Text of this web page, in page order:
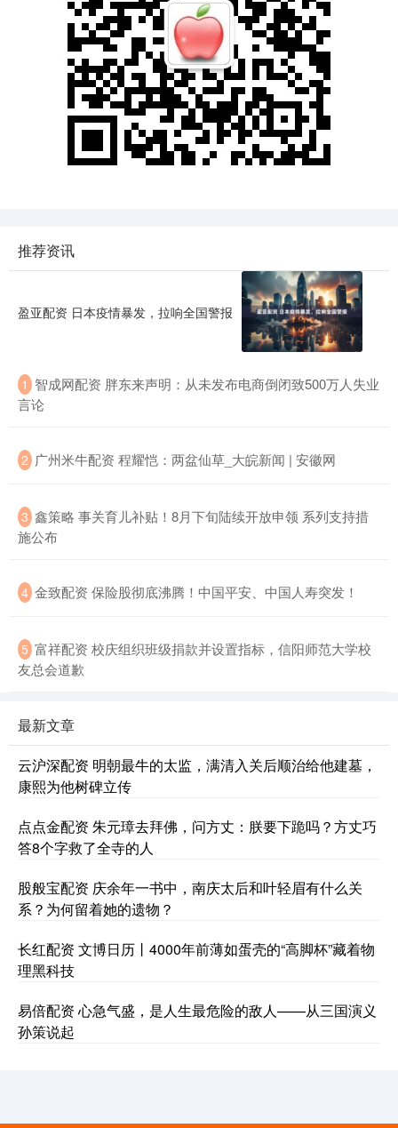
推荐资讯
盈亚配资 日本疫情暴发，拉响全国警报
1 智成网配资 胖东来声明：从未发布电商倒闭致500万人失业
言论
2 广州米牛配资 程耀恺：两盆仙草_大皖新闻 | 安徽网
3 鑫策略 事关育儿补贴！8月下旬陆续开放申领 系列支持措
施公布
4 金致配资 保险股彻底沸腾！中国平安、中国人寿突发！
5 富祥配资 校庆组织班级捐款并设置指标，信阳师范大学校
友总会道歉
最新文章
云沪深配资 明朝最牛的太监，满清入关后顺治给他建墓，
康熙为他树碑立传
点点金配资 朱元璋去拜佛，问方丈：朕要下跪吗？方丈巧
答8个字救了全寺的人
股般宝配资 庆余年一书中，南庆太后和叶轻眉有什么关
系？为何留着她的遗物？
长红配资 文博日历丨4000年前薄如蛋壳的“高脚杯”藏着物
理黑科技
易倍配资 心急气盛，是人生最危险的敌人——从三国演义
孙策说起